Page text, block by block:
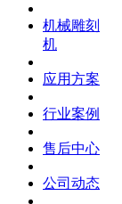
机械雕刻
机
应用方案
行业案例
售后中心
公司动态